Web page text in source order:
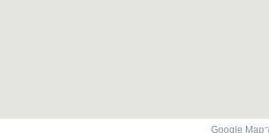
Google Map